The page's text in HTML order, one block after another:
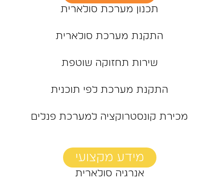
תכנון מערכת סולארית
התקנת מערכת סולארית
שירות תחזוקה שוטפת
התקנת מערכת לפי תוכנית
מכירת קונסטרוקציה למערכת פנלים
מידע מקצועי
אנרגיה סולארית